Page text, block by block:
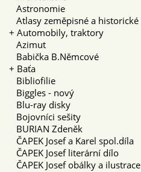
Astronomie
Atlasy zeměpisné a historické
+ Automobily, traktory
Azimut
Babička B.Němcové
+ Baťa
Bibliofilie
Biggles - nový
Blu-ray disky
Bojovníci sešity
BURIAN Zdeněk
ČAPEK Josef a Karel spol.díla
ČAPEK Josef literární dílo
ČAPEK Josef obálky a ilustrace